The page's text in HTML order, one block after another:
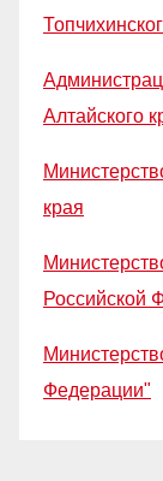
Алтайского
края
Российской
Федерации"